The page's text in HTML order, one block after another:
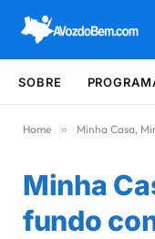
SOBRE
Home » Minha Casa,
Minha
fundo